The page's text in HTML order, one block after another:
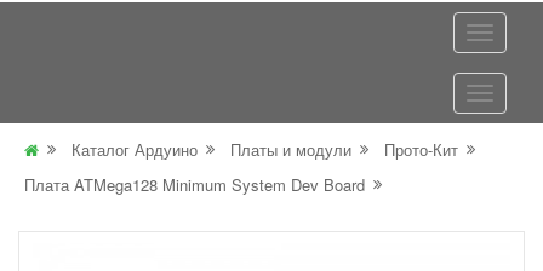
Каталог Ардуино Платы и модули
Прото-Кит
Плата ATMega128 Minimum System Dev Board